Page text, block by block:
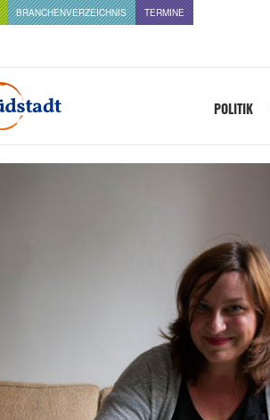
BRANCHENVERZEICHNIS TERMINE
POLITIK